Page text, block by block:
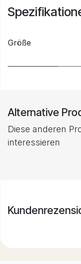
Größe
Alternative
Diese anderen
interessieren